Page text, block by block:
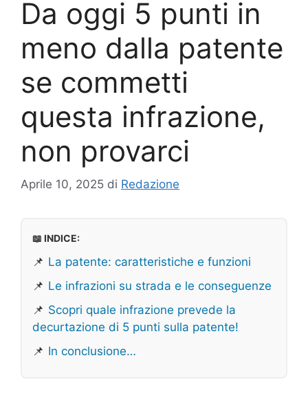
Da oggi 5 punti in
meno dalla patente
se commetti
questa infrazione,
non provarci
Aprile 10, 2025 di Redazione
📖 INDICE:
📌 La patente: caratteristiche e funzioni
📌 Le infrazioni su strada e le conseguenze
📌 Scopri quale infrazione prevede la
decurtazione di 5 punti sulla patente!
📌 In conclusione…